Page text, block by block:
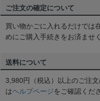
ご注文の確定について
買い物かごに入れるだけでは
めにご購入手続きをお済ませ
送料について
3,980円（税込）以上のご注
はヘルプページをご確認くだ